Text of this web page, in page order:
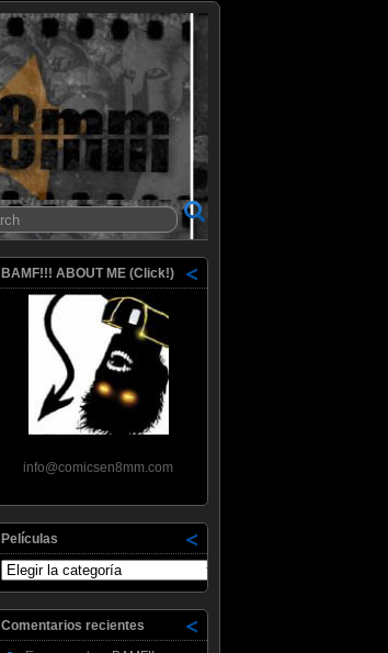
BAMF!!! ABOUT ME (Click!)
info@comicsen8mm.com
Películas
Películas
Comentarios recientes